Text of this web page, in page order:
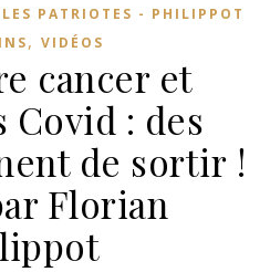
LES PATRIOTES - PHILIPPOT
, VIDÉOS
cancer et
: des
de sortir !
Florian